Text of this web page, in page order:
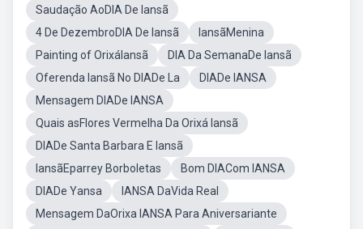
Saudação AoDIA De Iansã
4 De DezembroDIA De Iansã
IansãMenina
Painting of OrixáIansã
DIA Da SemanaDe Iansã
Oferenda Iansã No DIADe La
DIADe IANSA
Mensagem DIADe IANSA
Quais asFlores Vermelha Da Orixá Iansã
DIADe Santa Barbara E Iansã
IansãEparrey Borboletas
Bom DIACom IANSA
DIADe Yansa
IANSA DaVida Real
Mensagem DaOrixa IANSA Para Aniversariante